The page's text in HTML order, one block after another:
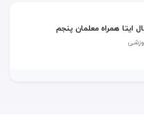
ایتا همراه معلمان پنجم